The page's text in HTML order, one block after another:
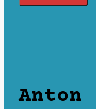
Anton